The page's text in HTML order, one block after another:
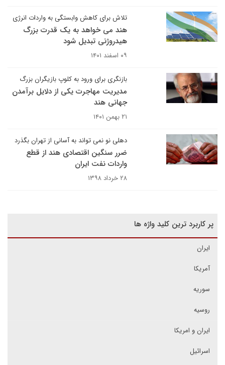
تلاش برای کاهش وابستگی به واردات انرژی
هند می خواهد به یک قدرت بزرگ
هیدروژنی تبدیل شود
۰۹ اسفند ۱۴۰۱
بازنگری برای ورود به کلوپ بازیگران بزرگ
مدیریت مهاجرت یکی از دلایل برآمدن
جهانی هند
۲۱ بهمن ۱۴۰۱
دهلی نو نمی تواند به آسانی از تهران بگذرد​​​​​​​
ضرر سنگین اقتصادی هند از قطع
واردات نفت ایران
۲۸ خرداد ۱۳۹۸
پر کاربرد ترین کلید واژه ها
ایران
آمریکا
سوریه
روسیه
ایران و امریکا
اسرائیل